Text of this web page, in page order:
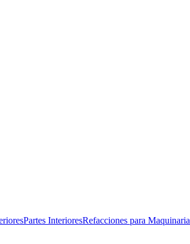
Partes InterioresRefacciones para Maquinaria